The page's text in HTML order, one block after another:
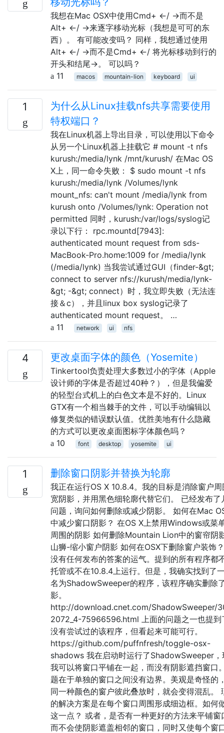
我想在Mac OSX中使用Cmd+ ←/ →而不是
Alt+ ←/ →来逐字移动光标（我想是可可的东
西）。 有可能改变吗？ 同样，我想通过使用
Alt+ ←/ →而不是Cmd+ ←/ 将光标移动到行的
开头和结尾→。 可以吗？
11
macos mountain-lion keyboard ui
1
为什么从Linux挂载nfs共享需要使用
特权端口？
我在Linux机器上导出目录，可以使用以下命令
从另一个Linux机器上挂载它 # mount -t nfs
kurush:/media/lynk /mnt/kurush/ 在Mac OS
X上，同一命令失败： $ sudo mount -t nfs
kurush:/media/lynk /Volumes/lynk
mount_nfs: can't mount /media/lynk from
kurush onto /Volumes/lynk: Operation not
permitted 同时，kurush:/var/logs/syslog记
录以下行： rpc.mountd[7943]:
authenticated mount request from sds-
MacBook-Pro.home:1009 for /media/lynk
(/media/lynk) 当我尝试通过GUI（finder-&gt;
connect to server nfs://kurush/media/lynk-
&gt; -&gt; connect）时，我立即失败（无法连
接＆c），并且linux box syslog记录了
authenticated mount request。 …
11
network ui nfs
4 更改桌面字体的颜色（Yosemite）
Tinkertool负责处理大多数过小的字体（Apple
设计师的字体是否超过40种？），但是我偏爱
的轻型台式机上的白色文本是不好的。Linux
GTX有一个相当棘手的文件，可以手动编辑以
修复类似的错误默认值。优胜美地有什么隐藏
的方式可以更改桌面图标字体颜色吗？
10
font desktop yosemite ui
1 删除窗口阴影并替换为轮廓
我正在运行OS X 10.8.4。我的目标是消除窗户周
宽阴影，并用黑色细轮廓代替它们。 已经发布了
问题，询问如何删除或减少阴影。 如何在Mac
中减少窗口阴影？ 在OS X上禁用Windows或菜
周围的阴影 如何删除Mountain Lion中的窗帘阴
山狮-缩小窗户阴影 如何在OSX下删除窗户装饰
没有任何发布的答案的运气。提到的所有程序都
托管或不在10.8.4上运行。但是，我确实找到了
名为ShadowSweeper的程序，该程序确实删除
影。
http://download.cnet.com/ShadowSweeper/
2072_4-75966596.html 上面的问题之一也提到
没有尝试过的该程序，但看起来可能可行。
https://github.com/puffnfresh/toggle-osx-
shadows 我在启动时运行了ShadowSweeper，
我可以将窗口平铺在一起，而没有阴影遮挡窗口
题在于单独的窗口之间没有边界。美观是奇怪的
同一种颜色的窗户彼此叠放时，就会变得混乱。
的解决方案是在每个窗口周围形成细边框。如何
这一点？ 或者，是否有一种更好的方法来平铺窗
而不会使阴影遮盖相邻的窗口，同时又使每个窗